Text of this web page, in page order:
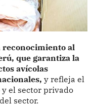
al
que garantiza la
avícolas
y refleja el
el sector privado
sector.